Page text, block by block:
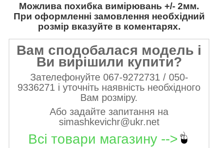
Можлива похибка вимірювань +/- 2мм.
При оформленні замовлення необхідний
розмір вказуйте в коментарях.
Вам сподобалася модель і
Ви вирішили купити?
Зателефонуйте 067-9272731 / 050-
9336271 і уточніть наявність необхідного
Вам розміру.
Або задайте запитання на
simashkevichr@ukr.net
Всі товари магазину -->